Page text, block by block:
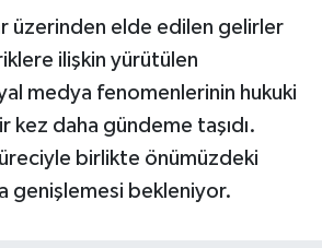
üzerinden elde edilen gelirler
ilişkin yürütülen
medya fenomenlerinin hukuki
kez daha gündeme taşıdı.
birlikte önümüzdeki
genişlemesi bekleniyor.